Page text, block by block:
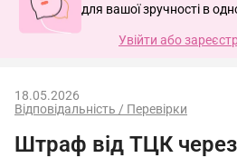
для вашої зручності в
Увійти або
Відповідальність / Перевірки
18.05.2026
Штраф від ТЦК